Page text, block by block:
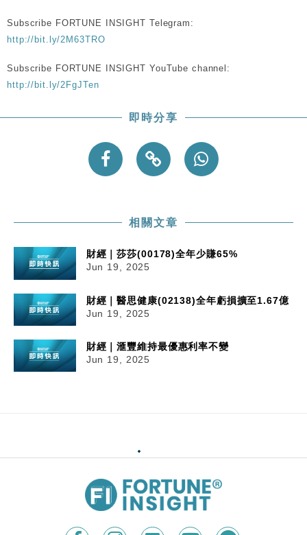
12:44
財經｜日本春季三度入市撐日圓 4月單日斥6.28萬億
日圓干預創新高
張
Subscribe FORTUNE INSIGHT Telegram:
http://bit.ly/2M63TRO
Subscribe FORTUNE INSIGHT YouTube channel:
http://bit.ly/2FgJTen
即時分享
相關文章
財經｜莎莎(00178)全年少賺65%
Jun 19, 2025
財經｜醫思健康(02138)全年虧損擴至1.67億
Jun 19, 2025
財經｜滙豐維持最優惠利率不變
Jun 19, 2025